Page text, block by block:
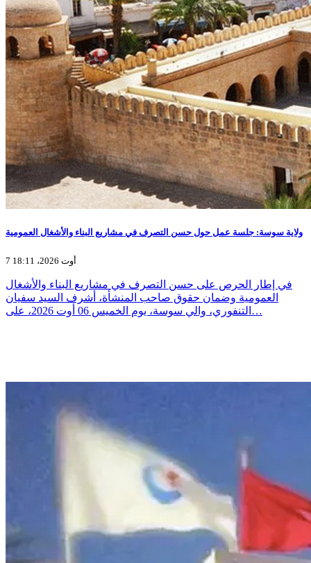
ولاية سوسة: جلسة عمل حول حسن التصرف في مشاريع البناء والأشغال العمومية
7 أوت 2026، 18:11
في إطار الحرص على حسن التصرف في مشاريع البناء والأشغال
العمومية وضمان حقوق صاحب المنشأة، أشرف السيد سفيان
التنفوري، والي سوسة، يوم الخميس 06 أوت 2026، على…